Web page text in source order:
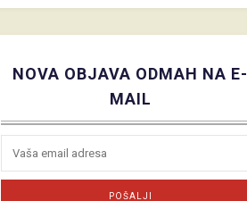
NOVA OBJAVA ODMAH NA E-
MAIL